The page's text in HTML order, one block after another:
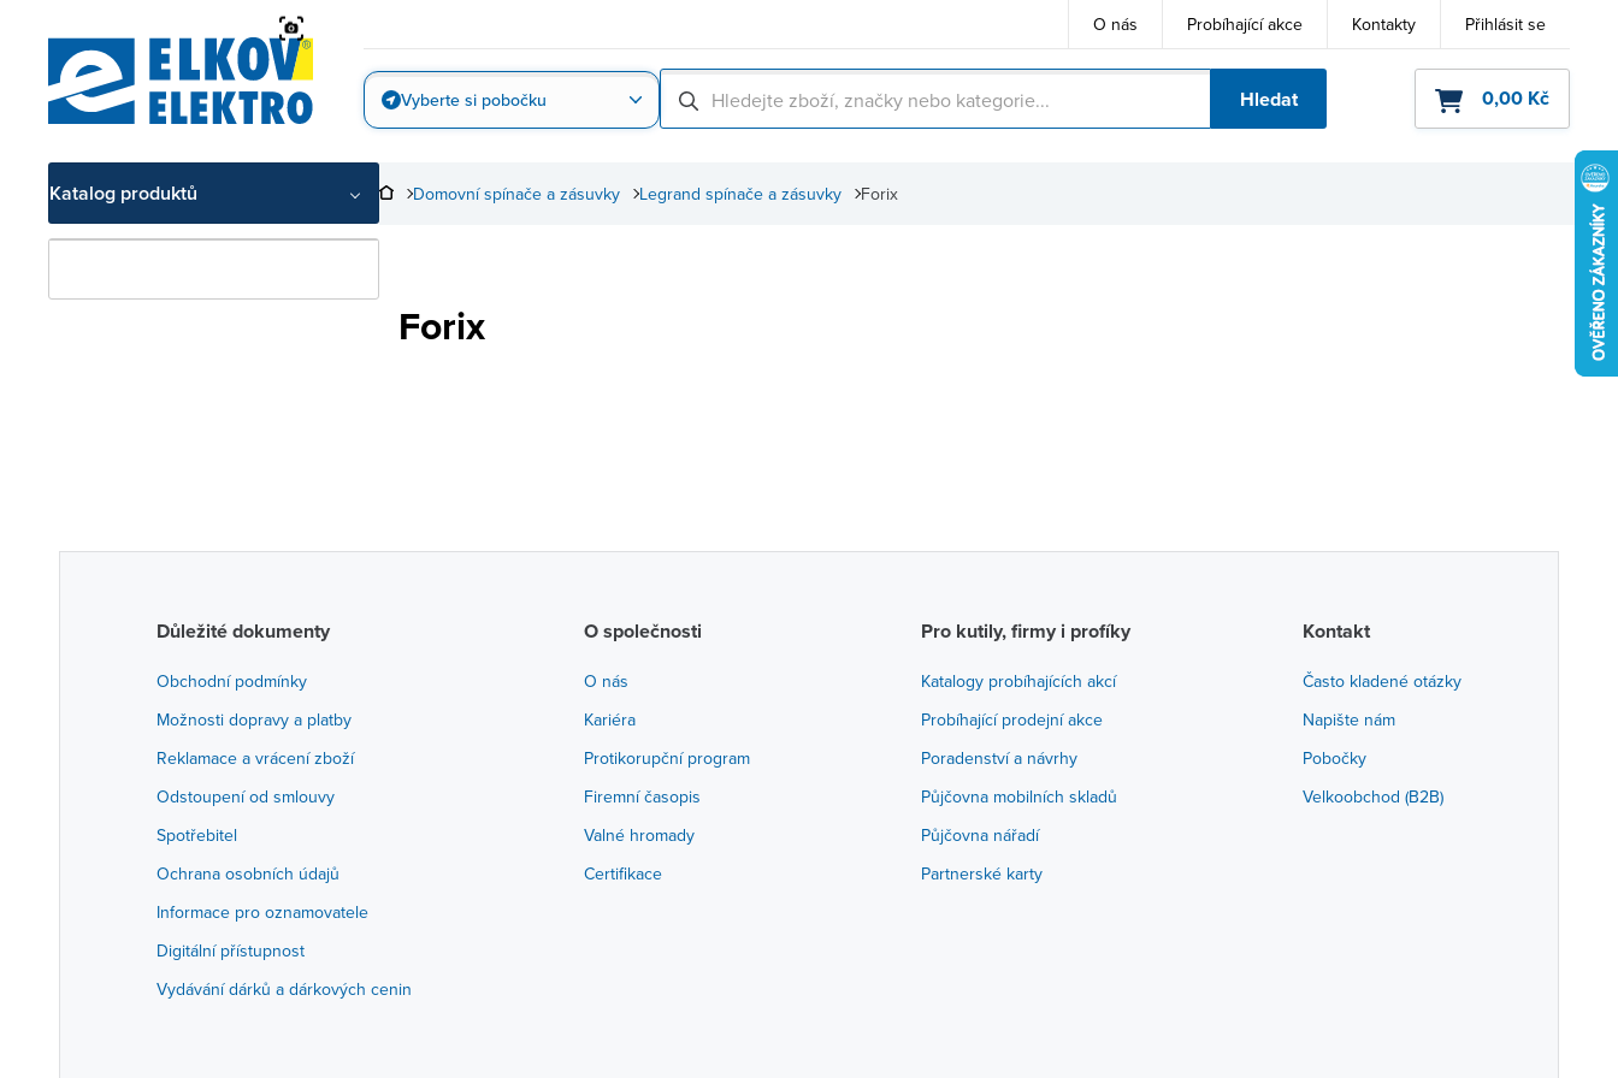
O nás Probíhající akce Kontakty Přihlásit se
Vyberte si pobočku Hledat 0,00 Kč
Katalog produktů Forix
Legrand spínače a zásuvky
Domovní spínače a zásuvky
Forix
Důležité dokumenty
Obchodní podmínky
Možnosti dopravy a platby
Reklamace a vrácení zboží
Odstoupení od smlouvy
Spotřebitel
Ochrana osobních údajů
Informace pro oznamovatele
Digitální přístupnost
Vydávání dárků a dárkových cenin
O společnosti
O nás
Kariéra
Protikorupční program
Firemní časopis
Valné hromady
Certifikace
Pro kutily, firmy i profíky
Katalogy probíhajících akcí
Probíhající prodejní akce
Poradenství a návrhy
Půjčovna mobilních skladů
Půjčovna nářadí
Partnerské karty
Kontakt
Často kladené otázky
Napište nám
Pobočky
Velkoobchod (B2B)